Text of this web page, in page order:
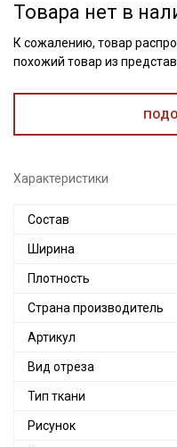
Товара нет в
К сожалению, товар
похожий товар из
Характеристики
Состав
Ширина
Плотность
Страна производитель
Артикул
Вид отреза
Тип ткани
Рисунок